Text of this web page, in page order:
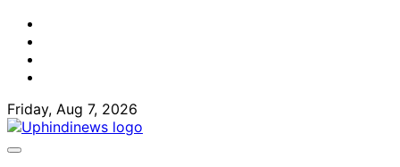
Skip
content
Friday, Aug 7, 2026